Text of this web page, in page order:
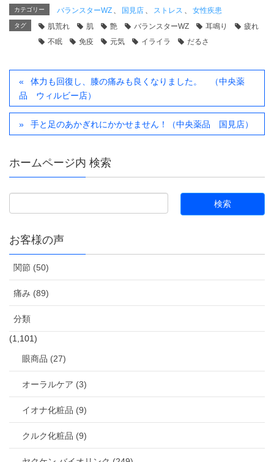
カテゴリー バランスターWZ 国見店 ストレス 女性疾患
タグ 肌荒れ 肌 艶 バランスターWZ 耳鳴り
疲れ
不眠
免疫 元気 イライラ だるさ
体力も回復し、膝の痛みも良くなりました。 （中央薬
品 ウィルビー店）
手と足のあかぎれにかかせません！（中央薬品 国見店）
ホームページ内 検索
お客様の声
関節 (50)
痛み (89)
分類
(1,101)
眼商品 (27)
オーラルケア (3)
イオナ化粧品 (9)
クルク化粧品 (9)